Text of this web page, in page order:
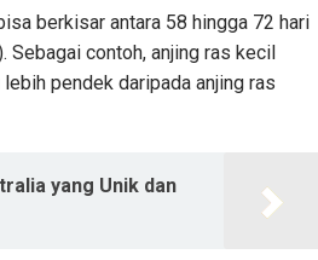
berkisar antara 58 hingga 72 hari
Sebagai contoh, anjing ras kecil
pendek daripada anjing ras
yang Unik dan